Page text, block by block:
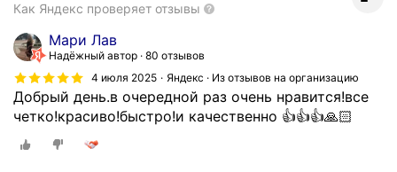
Как Яндекс проверяет отзывы
Мари Лав
Надёжный автор 80 отзывов
4 июля 2025
Яндекс · Из отзывов на организацию
Добрый день.в очередной раз очень нравится!все
четко!красиво!быстро!и качественно 👍👍👍🙏🏻